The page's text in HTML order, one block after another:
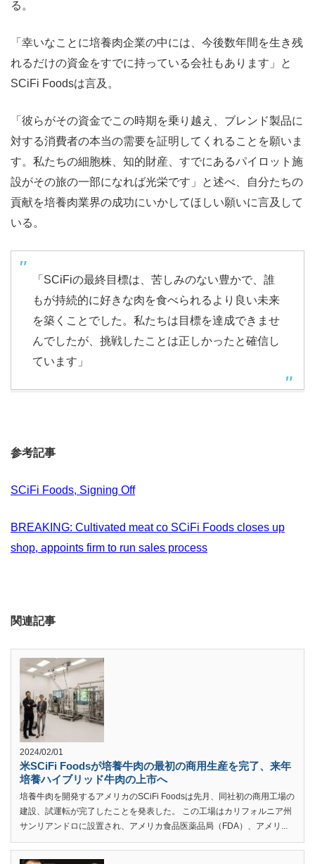
る。
「幸いなことに培養肉企業の中には、今後数年間を生き残
れるだけの資金をすでに持っている会社もあります」と
SCiFi Foodsは言及。
「彼らがその資金でこの時期を乗り越え、ブレンド製品に
対する消費者の本当の需要を証明してくれることを願いま
す。私たちの細胞株、知的財産、すでにあるパイロット施
設がその旅の一部になれば光栄です」と述べ、自分たちの
貢献を培養肉業界の成功にいかしてほしい願いに言及して
いる。
「SCiFiの最終目標は、苦しみのない豊かで、誰
もが持続的に好きな肉を食べられるより良い未来
を築くことでした。私たちは目標を達成できませ
んでしたが、挑戦したことは正しかったと確信し
ています」
参考記事
SCiFi Foods, Signing Off
BREAKING: Cultivated meat co SCiFi Foods closes up
shop, appoints firm to run sales process
関連記事
2024/02/01
米SCiFi Foodsが培養牛肉の最初の商用生産を完了、来年
培養ハイブリッド牛肉の上市へ
培養牛肉を開発するアメリカのSCiFi Foodsは先月、同社初の商用工場の
建設、試運転が完了したことを発表した。 この工場はカリフォルニア州
サンリアンドロに設置され、アメリカ食品医薬品局（FDA）、アメリ...